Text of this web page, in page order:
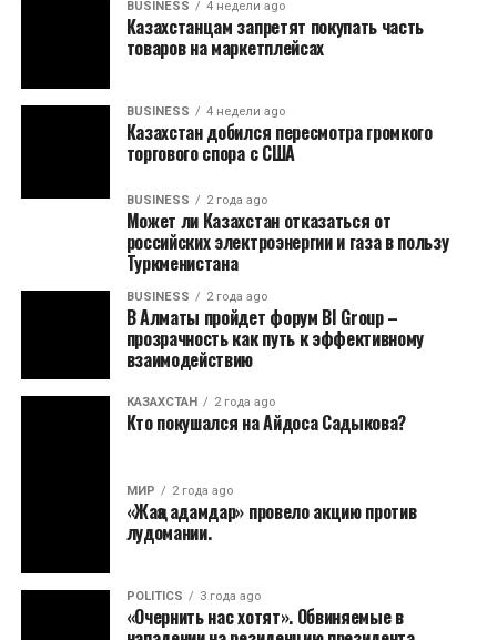
BUSINESS 4 недели ago
Казахстанцам запретят покупать часть
товаров на маркетплейсах
BUSINESS 4 недели ago
Казахстан добился пересмотра громкого
торгового спора с США
BUSINESS 2 года ago
Может ли Казахстан отказаться от
российских электроэнергии и газа в пользу
Туркменистана
BUSINESS 2 года ago
В Алматы пройдет форум BI Group –
прозрачность как путь к эффективному
взаимодействию
КАЗАХСТАН 2 года ago
Кто покушался на Айдоса Садыкова?
МИР 2 года ago
«Жаңа адамдар» провело акцию против
лудомании.
POLITICS 3 года ago
«Очернить нас хотят». Обвиняемые в